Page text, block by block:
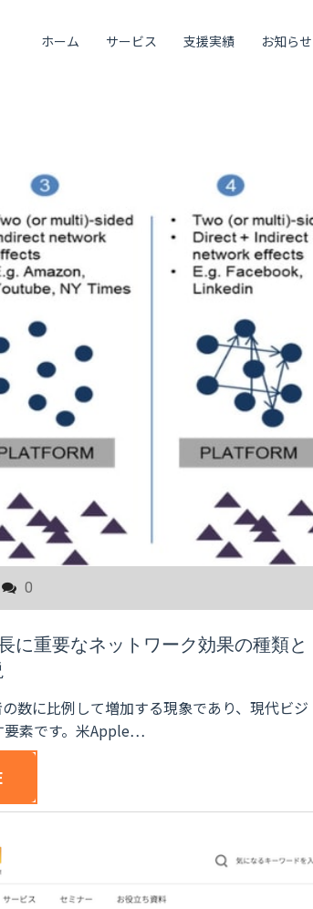
ホーム サービス 支援実績 お知らせ
0
に重要なネットワーク効果の種類と
数に比例して増加する現象であり、現代ビジ
要素です。米Apple…